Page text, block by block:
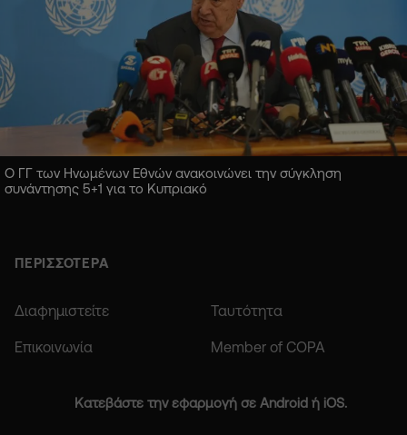
Ο ΓΓ των Ηνωμένων Εθνών ανακοινώνει την σύγκληση
συνάντησης 5+1 για το Κυπριακό
ΠΕΡΙΣΣΟΤΕΡΑ
Διαφημιστείτε Ταυτότητα
Επικοινωνία Member of COPA
Κατεβάστε την εφαρμογή σε Android ή iOS.